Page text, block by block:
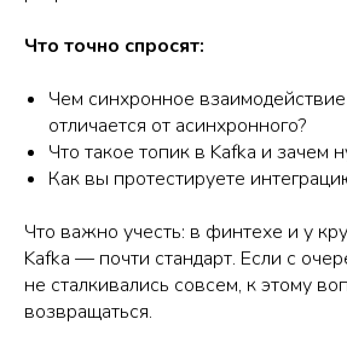
Что точно спросят:
Чем синхронное
отличается от асинхронного?
Что такое топик в Kafka и зачем
Как вы протестируете
Что важно учесть: в финтехе и у
Kafka — почти стандарт. Если с
не сталкивались совсем, к этому
возвращаться.